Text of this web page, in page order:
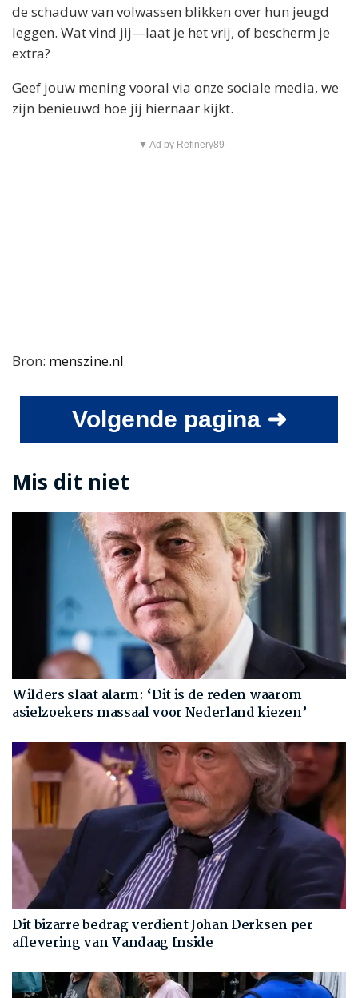
de schaduw van volwassen blikken over hun jeugd
leggen. Wat vind jij—laat je het vrij, of bescherm je
extra?
Geef jouw mening vooral via onze sociale media, we
zijn benieuwd hoe jij hiernaar kijkt.
▼ Ad by Refinery89
Bron: menszine.nl
Volgende pagina ➜
Mis dit niet
Wilders slaat alarm: ‘Dit is de reden waarom
asielzoekers massaal voor Nederland kiezen’
Dit bizarre bedrag verdient Johan Derksen per
aflevering van Vandaag Inside